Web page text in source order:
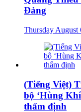
Đảng
Thursday August
(Tiếng Việt)
bộ ‘Hùng
thẩm định